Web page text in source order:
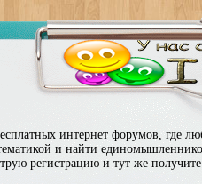
интернет форумов, где
и найти
регистрацию и тут же